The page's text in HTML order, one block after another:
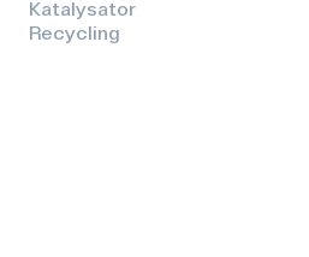
Katalysator
Recycling